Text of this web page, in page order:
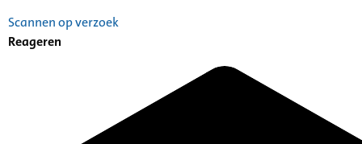
Scannen op verzoek
Reageren